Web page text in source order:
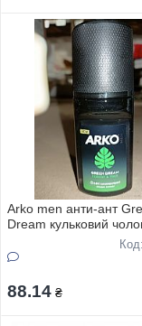
Arko men анти-ант
Dream кульковий
88.14 ₴